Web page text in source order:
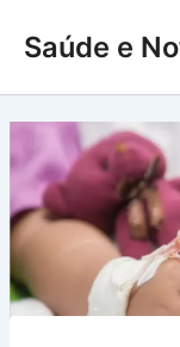
para
conteúdo
Saúde e